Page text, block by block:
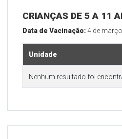
CRIANÇAS DE 5 A 11
Data de Vacinação:4 de
Unidade
Nenhum resultado foi